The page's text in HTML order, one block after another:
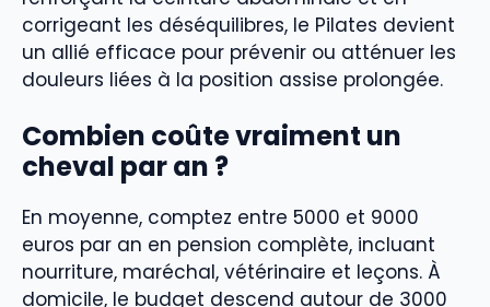
corrigeant les déséquilibres, le Pilates devient
un allié efficace pour prévenir ou atténuer les
douleurs liées à la position assise prolongée.
Combien coûte vraiment un
cheval par an ?
En moyenne, comptez entre 5000 et 9000
euros par an en pension complète, incluant
nourriture, maréchal, vétérinaire et leçons. À
domicile, le budget descend autour de 3000